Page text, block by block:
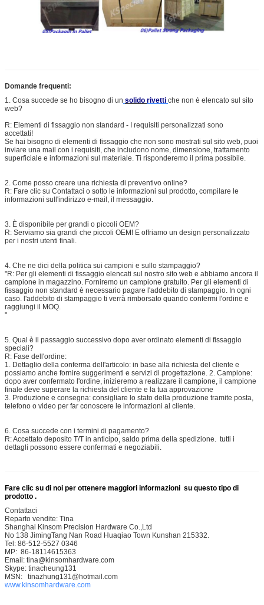
Domande frequenti:
1. Cosa succede se ho bisogno di un solido rivetti che non è elencato sul sito
web?
R: Elementi di fissaggio non standard - I requisiti personalizzati sono
accettati!
Se hai bisogno di elementi di fissaggio che non sono mostrati sul sito web, puoi
inviare una mail con i requisiti, che includono nome, dimensione, trattamento
superficiale e informazioni sul materiale. Ti risponderemo il prima possibile.
2. Come posso creare una richiesta di preventivo online?
R: Fare clic su Contattaci o sotto le informazioni sul prodotto, compilare le
informazioni sull'indirizzo e-mail, il messaggio.
3. È disponibile per grandi o piccoli OEM?
R: Serviamo sia grandi che piccoli OEM! E offriamo un design personalizzato
per i nostri utenti finali.
4. Che ne dici della politica sui campioni e sullo stampaggio?
"R: Per gli elementi di fissaggio elencati sul nostro sito web e abbiamo ancora il
campione in magazzino. Forniremo un campione gratuito. Per gli elementi di
fissaggio non standard è necessario pagare l'addebito di stampaggio. In ogni
caso. l'addebito di stampaggio ti verrà rimborsato quando confermi l'ordine e
raggiungi il MOQ.
"
5. Qual è il passaggio successivo dopo aver ordinato elementi di fissaggio
speciali?
R: Fase dell'ordine:
1. Dettaglio della conferma dell'articolo: in base alla richiesta del cliente e
possiamo anche fornire suggerimenti e servizi di progettazione. 2. Campione:
dopo aver confermato l'ordine, inizieremo a realizzare il campione, il campione
finale deve superare la richiesta del cliente e la tua approvazione
3. Produzione e consegna: consigliare lo stato della produzione tramite posta,
telefono o video per far conoscere le informazioni al cliente.
6. Cosa succede con i termini di pagamento?
R: Accettato deposito T/T in anticipo, saldo prima della spedizione. tutti i
dettagli possono essere confermati e negoziabili.
Fare clic su di noi per ottenere maggiori informazioni su questo tipo di
prodotto .
Contattaci
Reparto vendite: Tina
Shanghai Kinsom Precision Hardware Co.,Ltd
No 138 JimingTang Nan Road Huaqiao Town Kunshan 215332.
Tel: 86-512-5527 0346
MP: 86-18114615363
Email: tina@kinsomhardware.com
Skype: tinacheung131
MSN: tinazhung131@hotmail.com
www.kinsomhardware.com